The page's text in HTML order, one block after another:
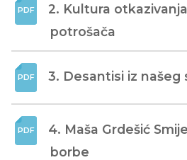
2. Kultura
potrošača
3. Desantisi iz našeg
4. Maša Grdešić
borbe